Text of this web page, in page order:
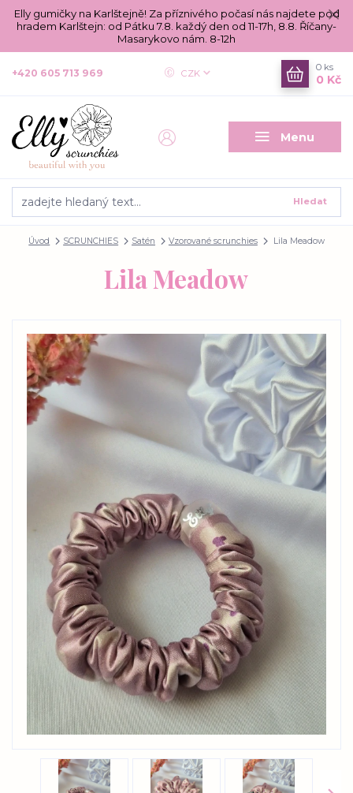
Elly gumičky na Karlštejně! Za příznivého počasí nás najdete pod
hradem Karlštejn: od Pátku 7.8. každý den od 11-17h, 8.8. Říčany-
Masarykovo nám. 8-12h
Menu
CZK
Hledat
+420 605 713 969
0 ks
0 Kč
Úvod SCRUNCHIES Satén Vzorované scrunchies Lila Meadow
Lila Meadow